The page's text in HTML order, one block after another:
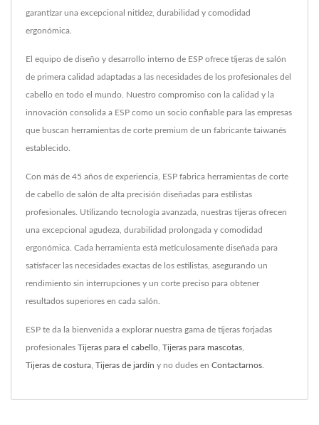
garantizar una excepcional nitidez, durabilidad y comodidad
ergonómica.
El equipo de diseño y desarrollo interno de ESP ofrece tijeras de salón
de primera calidad adaptadas a las necesidades de los profesionales del
cabello en todo el mundo. Nuestro compromiso con la calidad y la
innovación consolida a ESP como un socio confiable para las empresas
que buscan herramientas de corte premium de un fabricante taiwanés
establecido.
Con más de 45 años de experiencia, ESP fabrica herramientas de corte
de cabello de salón de alta precisión diseñadas para estilistas
profesionales. Utilizando tecnología avanzada, nuestras tijeras ofrecen
una excepcional agudeza, durabilidad prolongada y comodidad
ergonómica. Cada herramienta está meticulosamente diseñada para
satisfacer las necesidades exactas de los estilistas, asegurando un
rendimiento sin interrupciones y un corte preciso para obtener
resultados superiores en cada salón.
ESP te da la bienvenida a explorar nuestra gama de tijeras forjadas
profesionales Tijeras para el cabello Tijeras para mascotas
Tijeras de costura Tijeras de jardín y no dudes en Contactarnos